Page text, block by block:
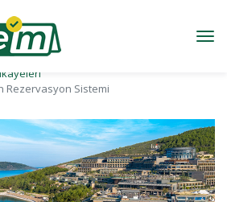
Rezervasyon Sistemi